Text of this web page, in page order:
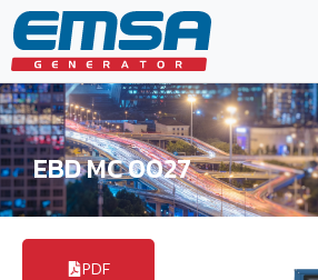
EBD MC 0027
PDF